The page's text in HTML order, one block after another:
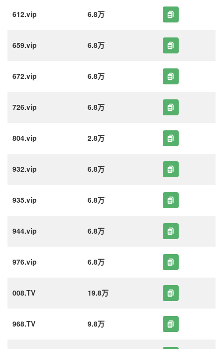
612.vip 6.8万
659.vip 6.8万
672.vip 6.8万
726.vip 6.8万
804.vip 2.8万
932.vip 6.8万
935.vip 6.8万
944.vip 6.8万
976.vip 6.8万
008.TV 19.8万
968.TV 9.8万